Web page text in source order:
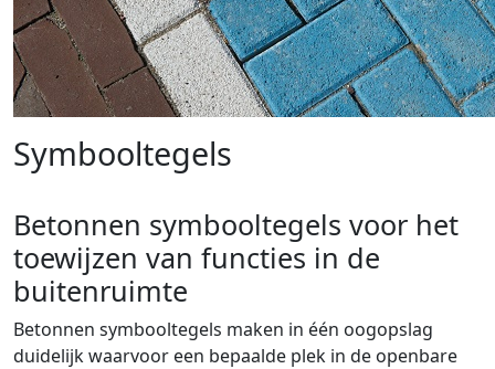
Symbooltegels
Betonnen symbooltegels voor het
toewijzen van functies in de
buitenruimte
Betonnen symbooltegels maken in één oogopslag
duidelijk waarvoor een bepaalde plek in de openbare